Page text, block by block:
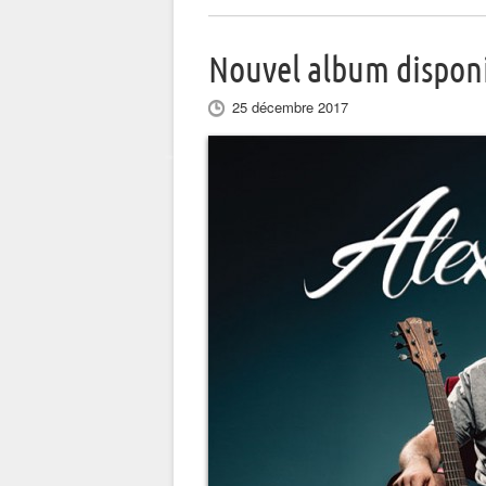
Nouvel album
25 décembre 2017